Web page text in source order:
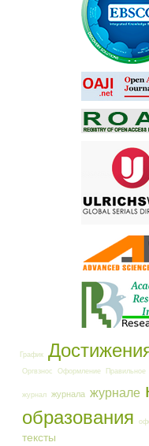
График
Оргвзнос Оформление Правильное
журнал журнала журнале
образования
тексты